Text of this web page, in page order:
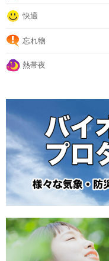
快適
忘れ物
熱帯夜